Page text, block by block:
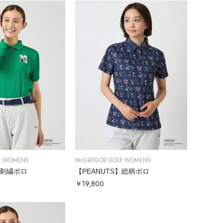
WOMENS
繍ポロ
McGREGOR GOLF WOMENS
【PEANUTS】総柄ポロ
￥19,800